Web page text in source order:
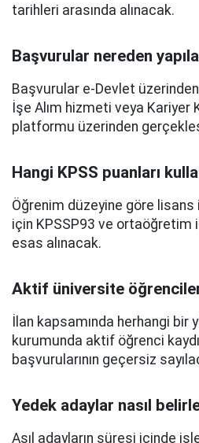
tarihleri arasında alınacak.
Başvurular nereden
Başvurular e-Devlet üzerinden
İşe Alım hizmeti veya Kariyer
platformu üzerinden
Hangi KPSS puanları
Öğrenim düzeyine göre lisans
için KPSSP93 ve ortaöğretim
esas alınacak.
Aktif üniversite
İlan kapsamında herhangi
kurumunda aktif öğrenci
başvurularının geçersiz
Yedek adaylar nasıl
Asıl adayların süresi içinde